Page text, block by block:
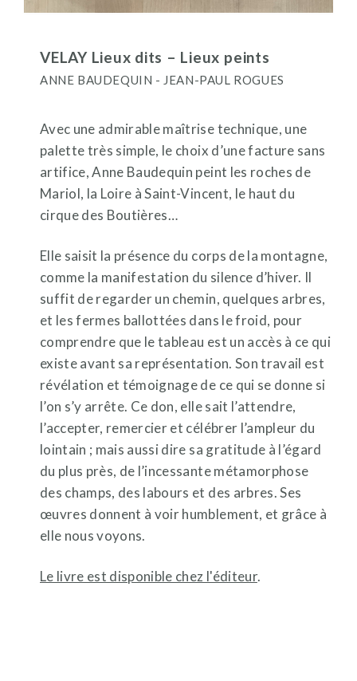
VELAY Lieux dits – Lieux peints
ANNE BAUDEQUIN - JEAN-PAUL ROGUES
Avec une admirable maîtrise technique, une
palette très simple, le choix d’une facture sans
artifice, Anne Baudequin peint les roches de
Mariol, la Loire à Saint-Vincent, le haut du
cirque des Boutières…
Elle saisit la présence du corps de la montagne,
comme la manifestation du silence d’hiver. Il
suffit de regarder un chemin, quelques arbres,
et les fermes ballottées dans le froid, pour
comprendre que le tableau est un accès à ce qui
existe avant sa représentation. Son travail est
révélation et témoignage de ce qui se donne si
l’on s’y arrête. Ce don, elle sait l’attendre,
l’accepter, remercier et célébrer l’ampleur du
lointain ; mais aussi dire sa gratitude à l’égard
du plus près, de l’incessante métamorphose
des champs, des labours et des arbres. Ses
œuvres donnent à voir humblement, et grâce à
elle nous voyons.
Le livre est disponible chez l'éditeur.